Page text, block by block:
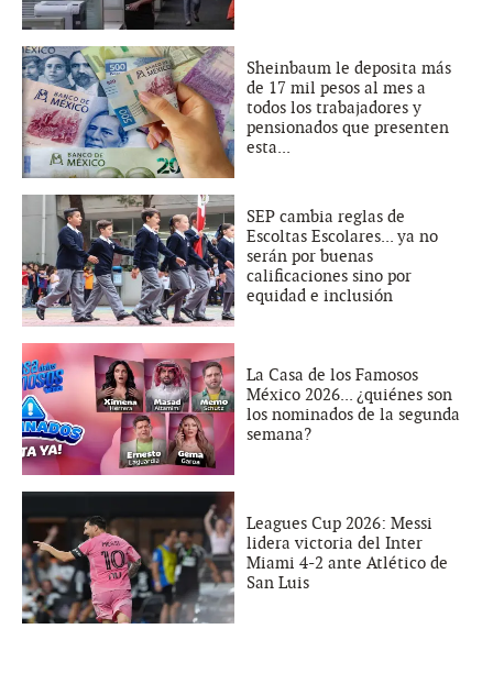
Sheinbaum le deposita más
de 17 mil pesos al mes a
todos los trabajadores y
pensionados que presenten
esta...
SEP cambia reglas de
Escoltas Escolares... ya no
serán por buenas
calificaciones sino por
equidad e inclusión
La Casa de los Famosos
México 2026... ¿quiénes son
los nominados de la segunda
semana?
Leagues Cup 2026: Messi
lidera victoria del Inter
Miami 4-2 ante Atlético de
San Luis